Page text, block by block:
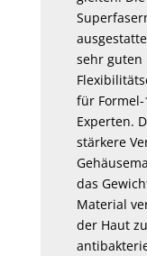
sehr guten
für
Experten.
stärkere
das
Material
der Haut